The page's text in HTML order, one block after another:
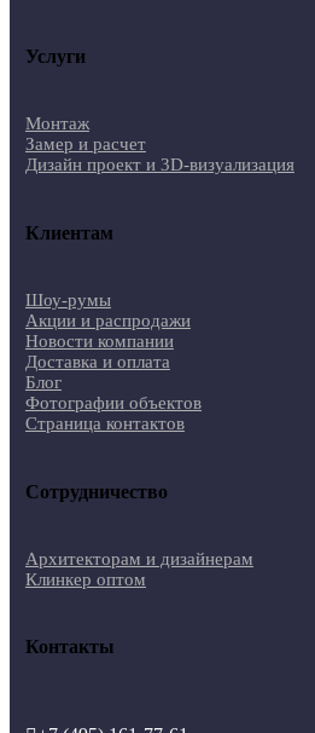
Услуги
Монтаж
Замер и расчет
Дизайн проект и 3D-визуализация
Клиентам
Шоу-румы
Акции и распродажи
Новости компании
Доставка и оплата
Блог
Фотографии объектов
Страница контактов
Сотрудничество
Архитекторам и дизайнерам
Клинкер оптом
Контакты